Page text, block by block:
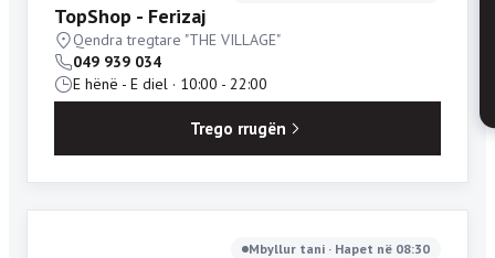
TopShop - Ferizaj
Qendra tregtare "THE VILLAGE"
049 939 034
E hënë - E diel · 10:00 - 22:00
Trego rrugën
Mbyllur tani · Hapet në 08:30